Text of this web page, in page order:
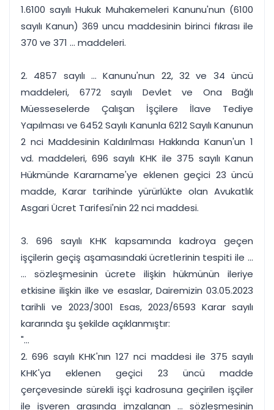
1.6100 sayılı Hukuk Muhakemeleri Kanunu'nun (6100
sayılı Kanun) 369 uncu maddesinin birinci fıkrası ile
370 ve 371 ... maddeleri.
2. 4857 sayılı ... Kanunu'nun 22, 32 ve 34 üncü
maddeleri, 6772 sayılı Devlet ve Ona Bağlı
Müesseselerde Çalışan İşçilere İlave Tediye
Yapılması ve 6452 Sayılı Kanunla 6212 Sayılı Kanunun
2 nci Maddesinin Kaldırılması Hakkında Kanun'un 1
vd. maddeleri, 696 sayılı KHK ile 375 sayılı Kanun
Hükmünde Kararname'ye eklenen geçici 23 üncü
madde, Karar tarihinde yürürlükte olan Avukatlık
Asgari Ücret Tarifesi'nin 22 nci maddesi.
3. 696 sayılı KHK kapsamında kadroya geçen
işçilerin geçiş aşamasındaki ücretlerinin tespiti ile ...
... sözleşmesinin ücrete ilişkin hükmünün ileriye
etkisine ilişkin ilke ve esaslar, Dairemizin 03.05.2023
tarihli ve 2023/3001 Esas, 2023/6593 Karar sayılı
kararında şu şekilde açıklanmıştır:
"...
2. 696 sayılı KHK'nın 127 nci maddesi ile 375 sayılı
KHK'ya eklenen geçici 23 üncü madde
çerçevesinde sürekli işçi kadrosuna geçirilen işçiler
ile işveren arasında imzalanan ... sözleşmesinin